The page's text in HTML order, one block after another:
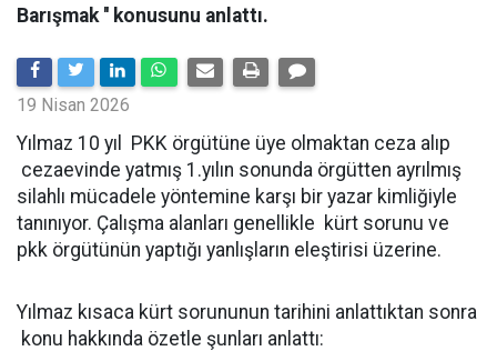
Barışmak '' konusunu anlattı.
19 Nisan 2026
Yılmaz 10 yıl PKK örgütüne üye olmaktan ceza alıp
cezaevinde yatmış 1.yılın sonunda örgütten ayrılmış
silahlı mücadele yöntemine karşı bir yazar kimliğiyle
tanınıyor. Çalışma alanları genellikle kürt sorunu ve
pkk örgütünün yaptığı yanlışların eleştirisi üzerine.
Yılmaz kısaca kürt sorununun tarihini anlattıktan sonra
konu hakkında özetle şunları anlattı: